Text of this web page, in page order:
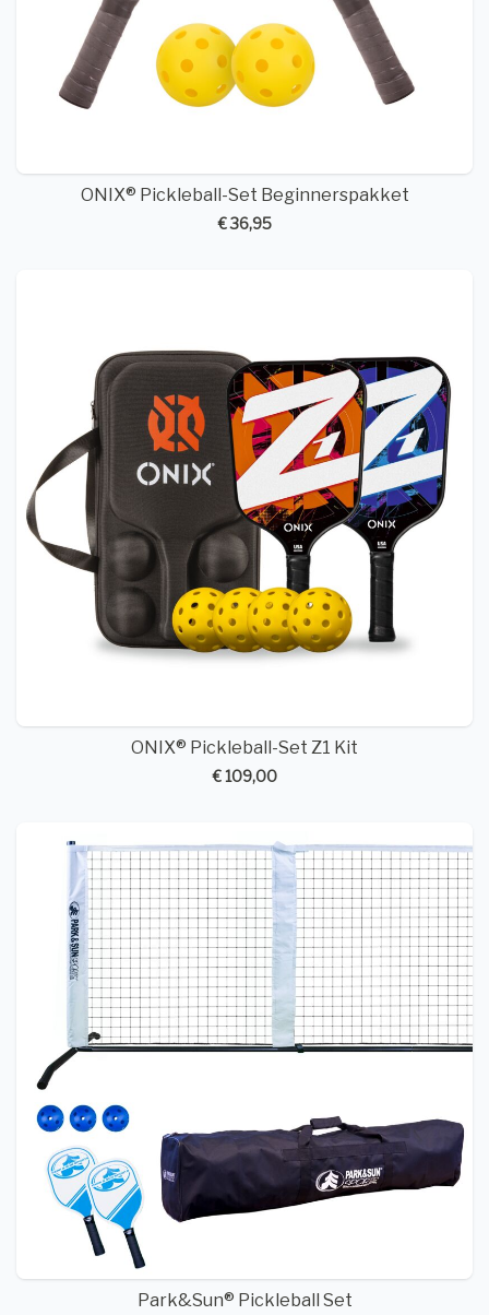
ONIX® Pickleball-Set Beginnerspakket
€ 36,95
ONIX® Pickleball-Set Z1 Kit
€ 109,00
Park&Sun® Pickleball Set